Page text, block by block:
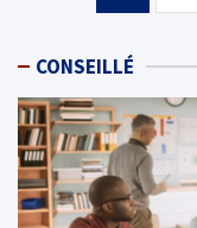
publications
CONSEILLÉ